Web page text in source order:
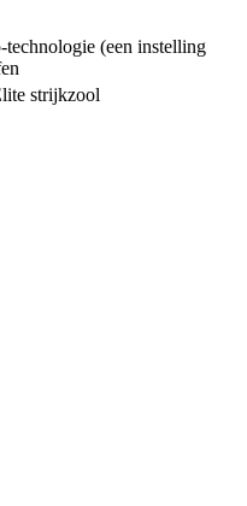
technologie (een instelling
strijkzool